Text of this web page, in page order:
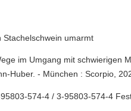
Stachelschwein umarmt
im Umgang mit schwierigen
Huber. - München : Scorpio,
574-4 / 3-95803-574-4